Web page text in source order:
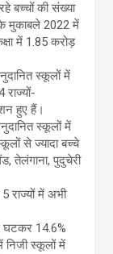
बच्चों की संख्या
मुकाबले 2022 में
में 1.85 करोड़
स्कूलों में
हुए हैं।
स्कूलों में
से ज्यादा बच्चे
तेलंगाना, पुदुचेरी
राज्यों में अभी
घटकर 14.6%
निजी स्कूलों में